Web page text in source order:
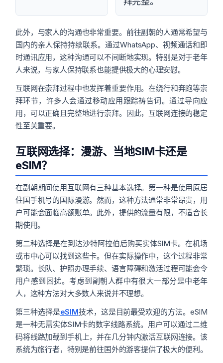
此外，与家人的沟通也非常重要。前往副朝的人通常希望与
国内的亲人保持持续联系。通过WhatsApp、视频通话和即
时通讯应用，这种沟通可以不间断地实现。特别是对于老年
人来说，与家人保持联系也能提供极大的心理安慰。
互联网在崇拜过程中也发挥着重要作用。在绕行和奔跑等崇
拜环节，许多人会通过移动应用跟踪祷告词。通过导向应
用，可以正确且完整地进行崇拜。因此，互联网连接的稳定
性至关重要。
互联网选择：漫游、当地SIM卡还是
eSIM？
在副朝期间使用互联网有三种基本选择。第一种是使用原居
住国手机号的国际漫游。然而，这种方法通常非常昂贵，用
户可能会面临高额账单。此外，提供的流量有限，不适合长
期使用。
第二种选择是在到达沙特阿拉伯后购买实体SIM卡。在机场
或市中心可以找到这些卡。但在实际操作中，这个过程非常
繁琐。长队、护照办理手续、语言障碍和激活过程可能会令
用户感到困扰。考虑到副朝人群中有很大一部分是中老年
人，这种方法对大多数人来说并不理想。
第三种选择是eSIM技术，这是目前最受欢迎的方法。eSIM
是一种无需实体SIM卡的数字线路系统。用户可以通过二维
码将线路加载到手机上，并在几分钟内激活互联网连接。该
系统为旅行者，特别是前往国外的游客提供了极大的便利。